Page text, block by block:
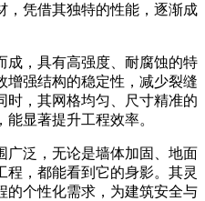
，凭借其独特的性能，逐渐成
，具有高强度、耐腐蚀的特
增强结构的稳定性，减少裂缝
时，其网格均匀、尺寸精准的
显著提升工程效率。
泛，无论是墙体加固、地面
，都能看到它的身影。其灵
的个性化需求，为建筑安全与